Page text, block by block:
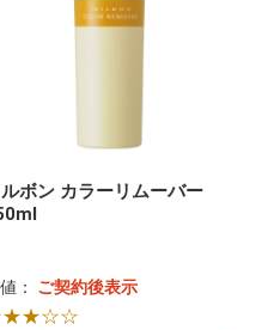
ルボン カラーリムーバー
： ご契約後表示